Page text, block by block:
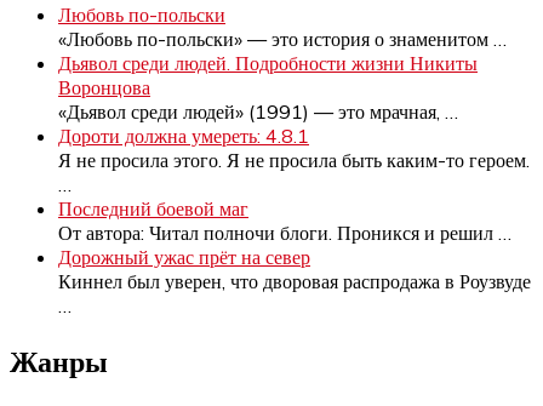
Любовь по-польски
«Любовь по-польски» — это история о знаменитом
Дьявол среди людей. Подробности жизни Никиты
Воронцова
«Дьявол среди людей» (1991) — это мрачная,
Дороти должна умереть: 4.8.1
Я не просила этого. Я не просила быть каким-то героем.
Последний боевой маг
От автора: Читал полночи блоги. Проникся и решил
Дорожный ужас прёт на север
Киннел был уверен, что дворовая распродажа в Роузвуде
Жанры